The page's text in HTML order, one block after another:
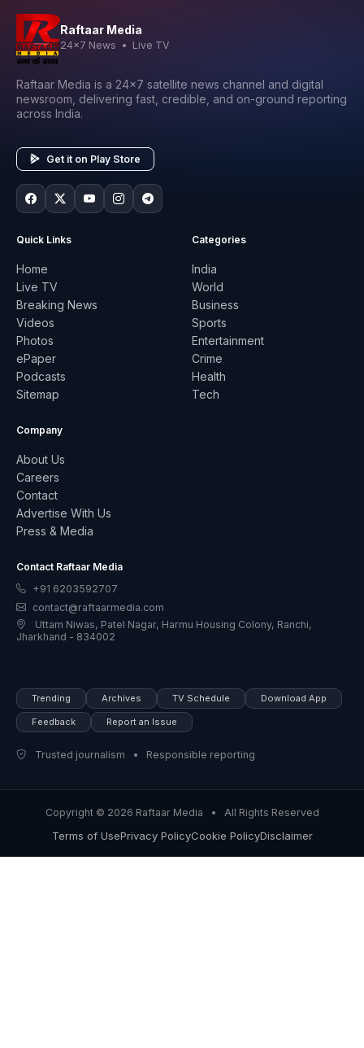
Raftaar Media
24x7 News • Live TV
Raftaar Media is a 24x7 satellite news channel and digital
newsroom, delivering fast, credible, and on-ground reporting
across India.
Get it on Play Store
Quick Links
Home
Live TV
Breaking News
Videos
Photos
ePaper
Podcasts
Sitemap
Categories
India
World
Business
Sports
Entertainment
Crime
Health
Tech
Company
About Us
Careers
Contact
Advertise With Us
Press & Media
Contact Raftaar Media
+91 6203592707
contact@raftaarmedia.com
Uttam Niwas, Patel Nagar, Harmu Housing Colony, Ranchi,
Jharkhand - 834002
Trending Archives TV Schedule Download App
Feedback Report an Issue
Trusted journalism • Responsible reporting
Copyright © 2026 Raftaar Media • All Rights Reserved
Terms of UsePrivacy PolicyCookie PolicyDisclaimer